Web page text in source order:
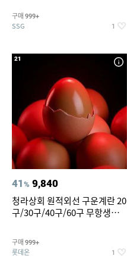
구매 999+
SSG 1
21
41% 9,840
청라상회 원적외선 구운계란 20
구/30구/40구/60구 무항생제
구매 999+
롯데온 1